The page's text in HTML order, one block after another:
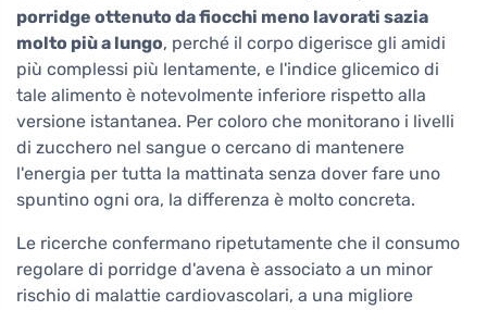
porridge ottenuto da fiocchi meno lavorati sazia
molto più a lungo, perché il corpo digerisce gli amidi
più complessi più lentamente, e l'indice glicemico di
tale alimento è notevolmente inferiore rispetto alla
versione istantanea. Per coloro che monitorano i livelli
di zucchero nel sangue o cercano di mantenere
l'energia per tutta la mattinata senza dover fare uno
spuntino ogni ora, la differenza è molto concreta.
Le ricerche confermano ripetutamente che il consumo
regolare di porridge d'avena è associato a un minor
rischio di malattie cardiovascolari, a una migliore